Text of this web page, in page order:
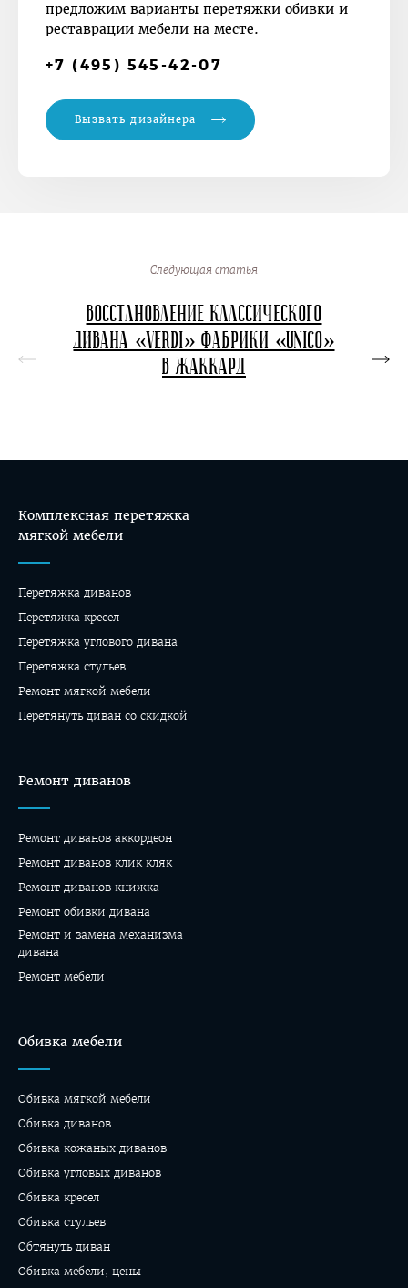
предложим варианты перетяжки обивки и
реставрации мебели на месте.
+7 (495) 545-42-07
Вызвать дизайнера
Следующая статья
Восстановление классического
дивана «Verdi» фабрики «Unico»
в жаккард
Комплексная перетяжка
мягкой мебели
Перетяжка диванов
Перетяжка кресел
Перетяжка углового дивана
Перетяжка стульев
Ремонт мягкой мебели
Перетянуть диван со скидкой
Ремонт диванов
Ремонт диванов аккордеон
Ремонт диванов клик кляк
Ремонт диванов книжка
Ремонт обивки дивана
Ремонт и замена механизма
дивана
Ремонт мебели
Обивка мебели
Обивка мягкой мебели
Обивка диванов
Обивка кожаных диванов
Обивка угловых диванов
Обивка кресел
Обивка стульев
Обтянуть диван
Обивка мебели, цены